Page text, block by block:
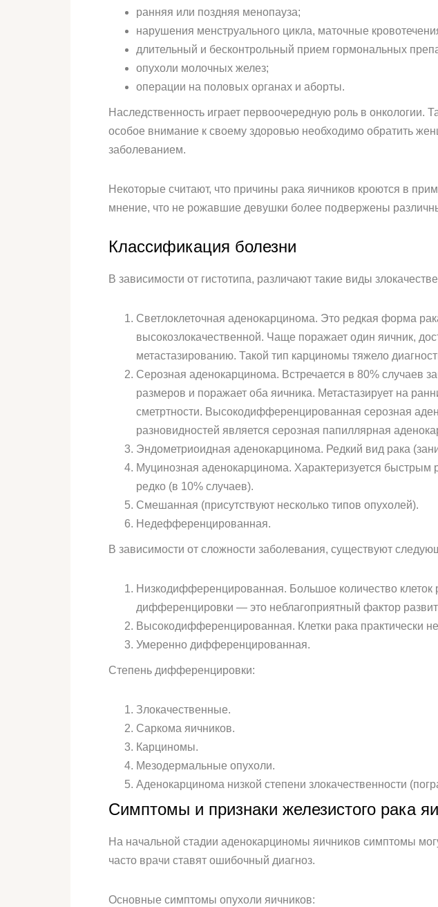
ранняя или поздняя менопауза;
нарушения менструального цикла, маточные
длительный и бесконтрольный прием гормональных
опухоли молочных желез;
операции на половых органах и аборты.
Наследственность играет первоочередную роль в онкологии.
особое внимание к своему здоровью необходимо обратить
заболеванием.
Некоторые считают, что причины рака яичников кроются в
мнение, что не рожавшие девушки более подвержены
Классификация болезни
В зависимости от гистотипа, различают такие виды
Светлоклеточная аденокарцинома. Это редкая форма
высокозлокачественной. Чаще поражает один яичник,
метастазированию. Такой тип карциномы тяжело
Серозная аденокарцинома. Встречается в 80% случаев
размеров и поражает оба яичника. Метастазирует на
сметртности. Высокодифференцированная серозная
разновидностей является серозная папиллярная
Эндометриоидная аденокарцинома. Редкий вид рака
Муцинозная аденокарцинома. Характеризуется быстрым
редко (в 10% случаев).
Смешанная (присутствуют несколько типов опухолей).
Недефференцированная.
В зависимости от сложности заболевания, существуют
Низкодифференцированная. Большое количество клеток
дифференцировки — это неблагоприятный фактор
Высокодифференцированная. Клетки рака практически
Умеренно дифференцированная.
Степень дифференцировки:
Злокачественные.
Саркома яичников.
Карциномы.
Мезодермальные опухоли.
Аденокарцинома низкой степени злокачественности
Симптомы и признаки железистого рака
На начальной стадии аденокарциномы яичников симптомы
часто врачи ставят ошибочный диагноз.
Основные симптомы опухоли яичников: